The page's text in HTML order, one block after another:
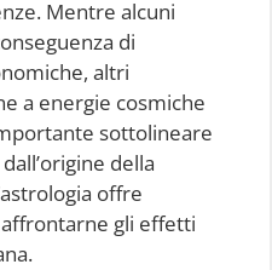
Mentre alcuni
di
altri
a energie cosmiche
sottolineare
della
offre
gli effetti